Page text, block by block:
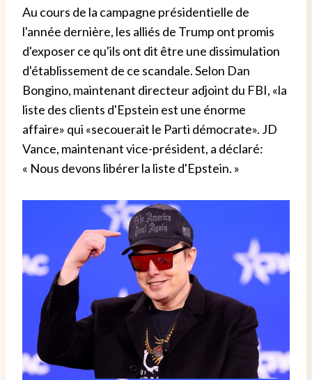
Au cours de la campagne présidentielle de
l'année dernière, les alliés de Trump ont promis
d'exposer ce qu'ils ont dit être une dissimulation
d'établissement de ce scandale. Selon Dan
Bongino, maintenant directeur adjoint du FBI, «la
liste des clients d'Epstein est une énorme
affaire» qui «secouerait le Parti démocrate». JD
Vance, maintenant vice-président, a déclaré:
« Nous devons libérer la liste d'Epstein. »